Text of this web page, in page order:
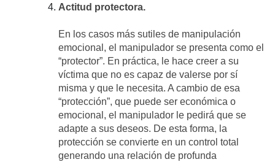
Actitud protectora.
En los casos más sutiles de manipulación
emocional, el manipulador se presenta como el
“protector”. En práctica, le hace creer a su
víctima que no es capaz de valerse por sí
misma y que le necesita. A cambio de esa
“protección”, que puede ser económica o
emocional, el manipulador le pedirá que se
adapte a sus deseos. De esta forma, la
protección se convierte en un control total
generando una relación de profunda